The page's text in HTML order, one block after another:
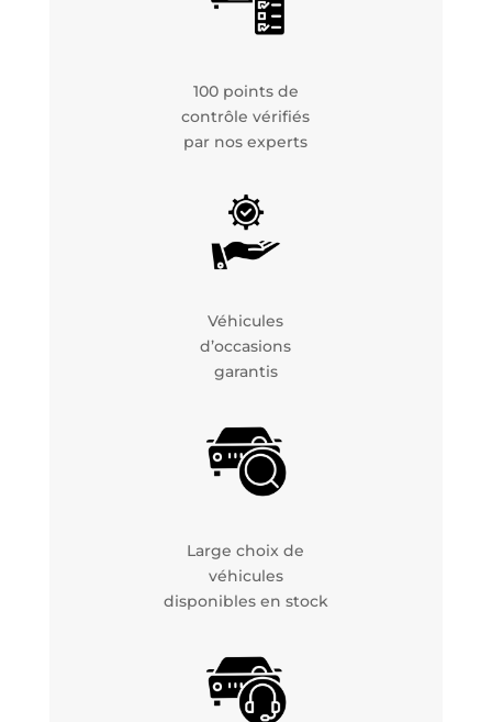
100 points de
contrôle vérifiés
par nos experts
Véhicules
d’occasions
garantis
Large choix de
véhicules
disponibles en stock